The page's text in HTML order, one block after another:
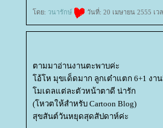
ดย: วนารักษ์ วันที่: 20 เมษายน 2555 เว
ตามมาอ่านงานตะพาบค่ะ
อ้โห มุขเด็ดมาก ลูกเต๋าแตก 6+1 งา
มเดลแต่ละตัวหน้าตาดี น่ารัก
(โหวตให้สำหรับ Cartoon Blog)
สุขสันต์วันหยุดสุดสัปดาห์ค่ะ